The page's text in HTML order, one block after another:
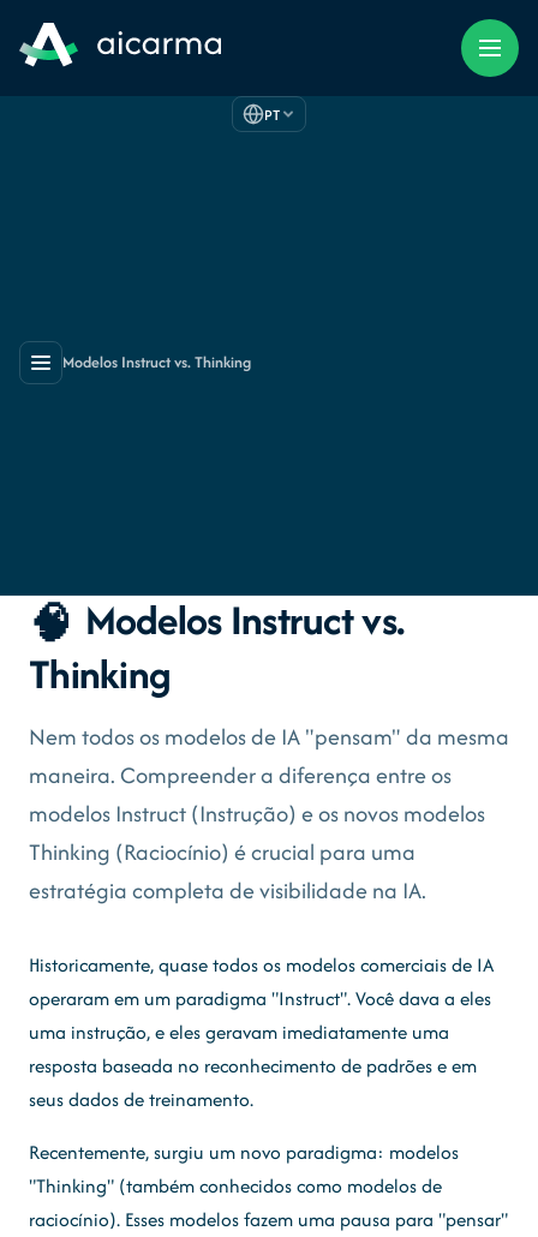
PT
Modelos Instruct vs. Thinking
🧠 Modelos Instruct vs.
Thinking
Nem todos os modelos de IA "pensam" da mesma
maneira. Compreender a diferença entre os
modelos Instruct (Instrução) e os novos modelos
Thinking (Raciocínio) é crucial para uma
estratégia completa de visibilidade na IA.
Historicamente, quase todos os modelos comerciais de IA
operaram em um paradigma "Instruct". Você dava a eles
uma instrução, e eles geravam imediatamente uma
resposta baseada no reconhecimento de padrões e em
seus dados de treinamento.
Recentemente, surgiu um novo paradigma: modelos
"Thinking" (também conhecidos como modelos de
raciocínio). Esses modelos fazem uma pausa para "pensar"